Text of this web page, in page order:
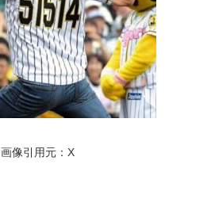
画像引用元：X